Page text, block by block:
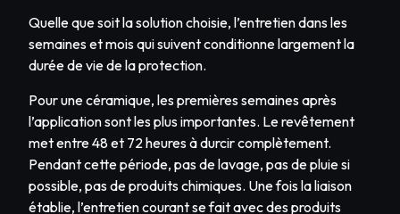
Quelle que soit la solution choisie, l’entretien dans les
semaines et mois qui suivent conditionne largement la
durée de vie de la protection.
Pour une céramique, les premières semaines après
l’application sont les plus importantes. Le revêtement
met entre 48 et 72 heures à durcir complètement.
Pendant cette période, pas de lavage, pas de pluie si
possible, pas de produits chimiques. Une fois la liaison
établie, l’entretien courant se fait avec des produits